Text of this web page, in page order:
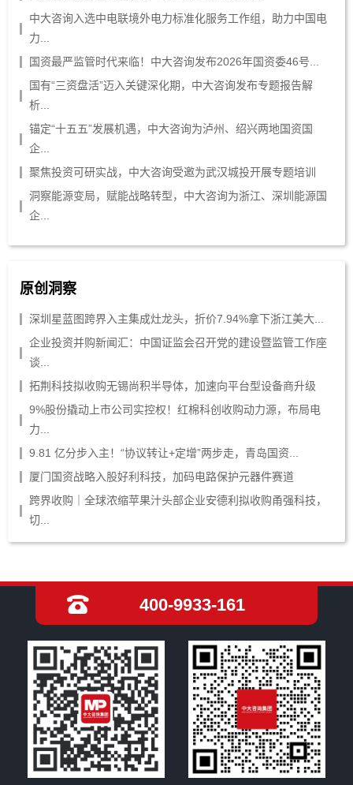
中大咨询入选中电联境外电力标准化服务工作组，助力中国电
力...
国资最严监管时代来临！中大咨询发布2026年国资委46号...
国有“三资盘活”迈入关键深化期，中大咨询发布专题报告解
析...
锚定“十五五”发展机遇，中大咨询为泸州、绍兴两地国资国
企...
聚焦投资可研实战，中大咨询受邀为武汉城投开展专题培训
洞察能源变局，赋能战略转型，中大咨询为浙江、深圳能源国
企...
原创洞察
深圳星蓝图跨界入主集成灶龙头，折价7.94%拿下浙江美大...
企业投资并购新闻汇：中国证监会召开党的建设暨监管工作座
谈...
拓荆科技拟收购无锡尚积半导体，加速向平台型设备商升级
9%股份撬动上市公司实控权！红棉科创收购动力源，布局电
力...
9.81 亿分步入主！“协议转让+定增”两步走，青岛国资...
厦门国资战略入股好利科技，加码电路保护元器件赛道
跨界收购｜全球浓缩苹果汁头部企业安德利拟收购甬强科技，
切...
400-9933-161